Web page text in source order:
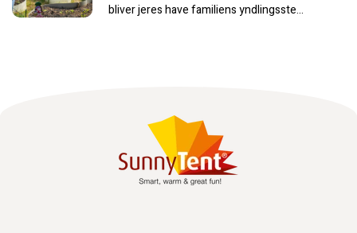
bliver jeres have familiens yndlingssted